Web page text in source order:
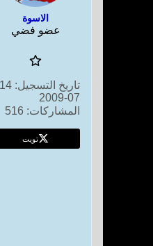
الاسوة
عضو فضي
تاريخ التسجيل:
07-2009
المشاركات: 516
تويت